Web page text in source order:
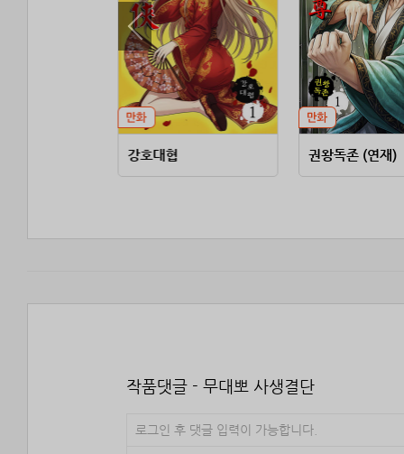
강호대협 권왕독존 (연재)
작품댓글 - 무대뽀 사생결단
로그인 후 댓글 입력이 가능합니다.